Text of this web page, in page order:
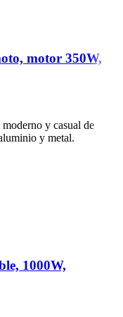
motor 350W,
y casual de
y metal.
1000W,